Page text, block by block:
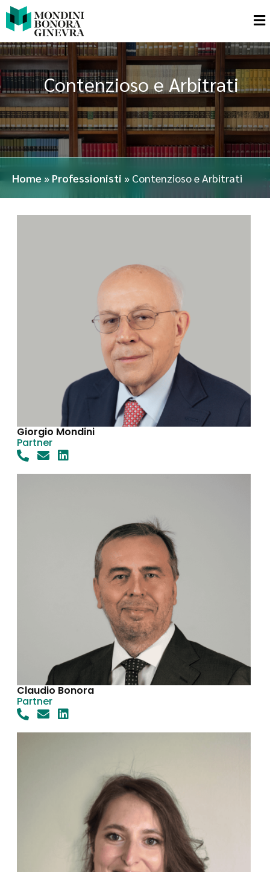
Contenzioso e Arbitrati
Home » Professionisti » Contenzioso e Arbitrati
Giorgio Mondini
Partner
Claudio Bonora
Partner